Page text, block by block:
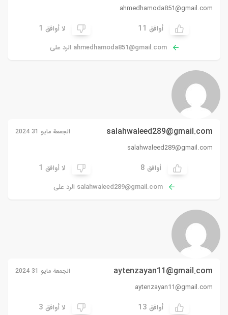
ahmedhamoda851@gmail.com
أوافق 11 لا أوافق 1
ahmedhamoda851@gmail.com الرد على
salahwaleed289@gmail.com الجمعة مايو 31 2024
salahwaleed289@gmail.com
أوافق 8 لا أوافق 1
salahwaleed289@gmail.com الرد على
aytenzayan11@gmail.com الجمعة مايو 31 2024
aytenzayan11@gmail.com
أوافق 13 لا أوافق 3